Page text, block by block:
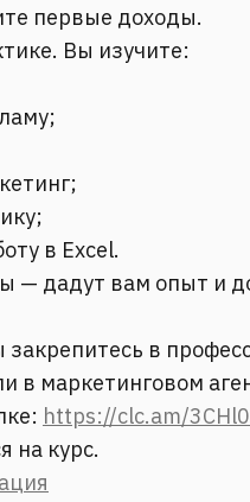
первые доходы.
Вы изучите:
в Excel.
— дадут вам опыт и
в
в маркетинговом
https://clc.am/
на курс.